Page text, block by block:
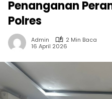
Penanganan
Polres
Admin
2 Min Baca
16 April 2026